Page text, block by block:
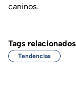
caninos.
Tags relacionados
Tendencias